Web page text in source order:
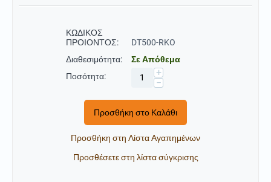
ΚΩΔΙΚΟΣ
ΠΡΟΙΟΝΤΟΣ:
DT500-RKO
Διαθεσιμότητα:
Σε Απόθεμα
Ποσότητα:
+
−
Προσθήκη στο Καλάθι
Προσθήκη στη Λίστα Αγαπημένων
Προσθέσετε στη λίστα σύγκρισης